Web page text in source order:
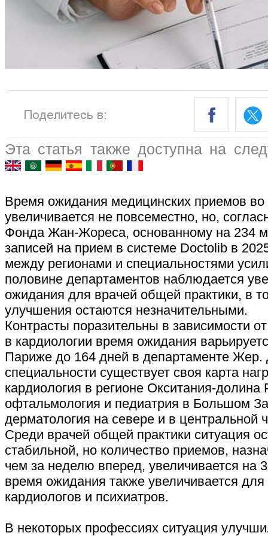
Эта статья также доступна на
Время ожидания медицинских приемов
увеличивается не повсеместно, но,
Фонда Жан-Жореса, основанному на 234
записей на прием в системе Doctolib в
между регионами и специальностями
половине департаментов наблюдается
ожидания для врачей общей практики, в
улучшения остаются незначительными.
Контрасты поразительны в зависимости
в кардиологии время ожидания
Париже до 164 дней в департаменте Жер.
специальности существует своя карта
кардиология в регионе Окситания-долина
офтальмология и педиатрия в Большом
дерматология на севере и в центральной
Среди врачей общей практики ситуация
стабильной, но количество приемов,
чем за неделю вперед, увеличивается на
время ожидания также увеличивается для
кардиологов и психиатров.
В некоторых профессиях ситуация